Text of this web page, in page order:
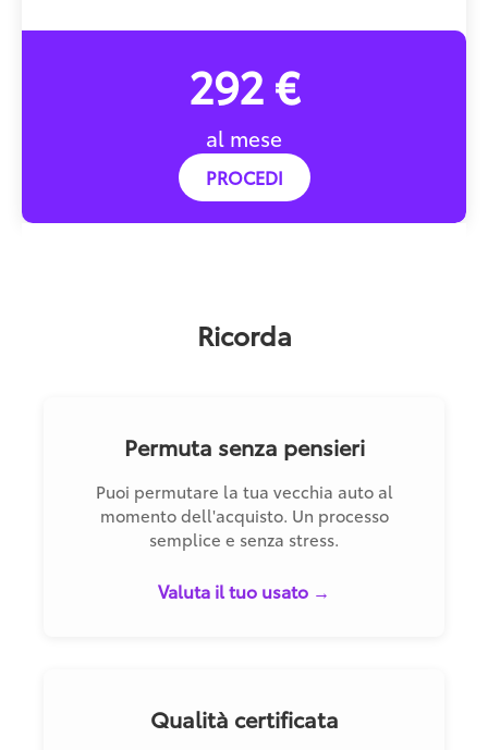
292 €
al mese
PROCEDI
Ricorda
Permuta senza pensieri
Puoi permutare la tua vecchia auto al
momento dell'acquisto. Un processo
semplice e senza stress.
Valuta il tuo usato →
Qualità certificata